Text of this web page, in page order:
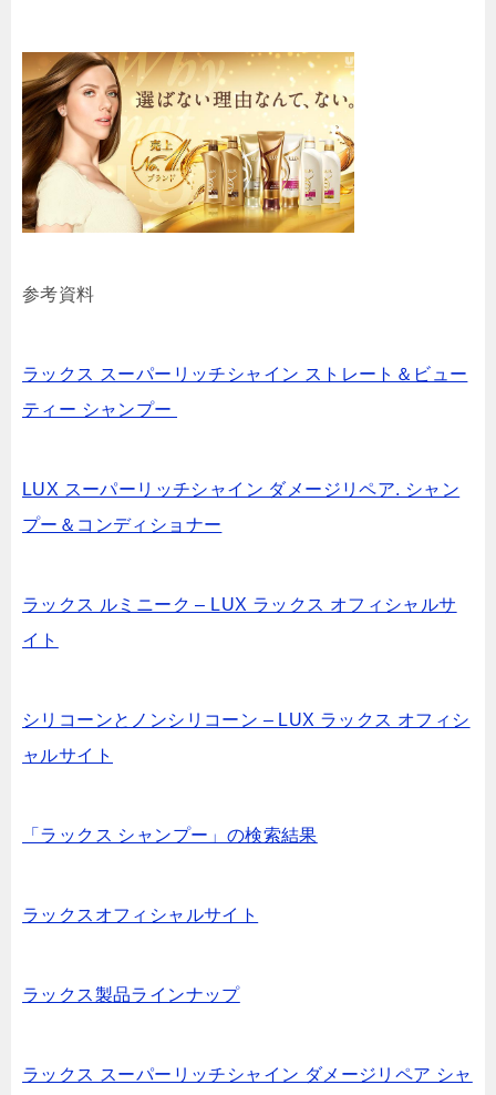
参考資料
ラックス スーパーリッチシャイン ストレート＆ビュー
ティー シャンプー
LUX スーパーリッチシャイン ダメージリペア. シャン
プー＆コンディショナー
ラックス ルミニーク – LUX ラックス オフィシャルサ
イト
シリコーンとノンシリコーン – LUX ラックス オフィシ
ャルサイト
「ラックス シャンプー」の検索結果
ラックスオフィシャルサイト
ラックス製品ラインナップ
ラックス スーパーリッチシャイン ダメージリペア シャ